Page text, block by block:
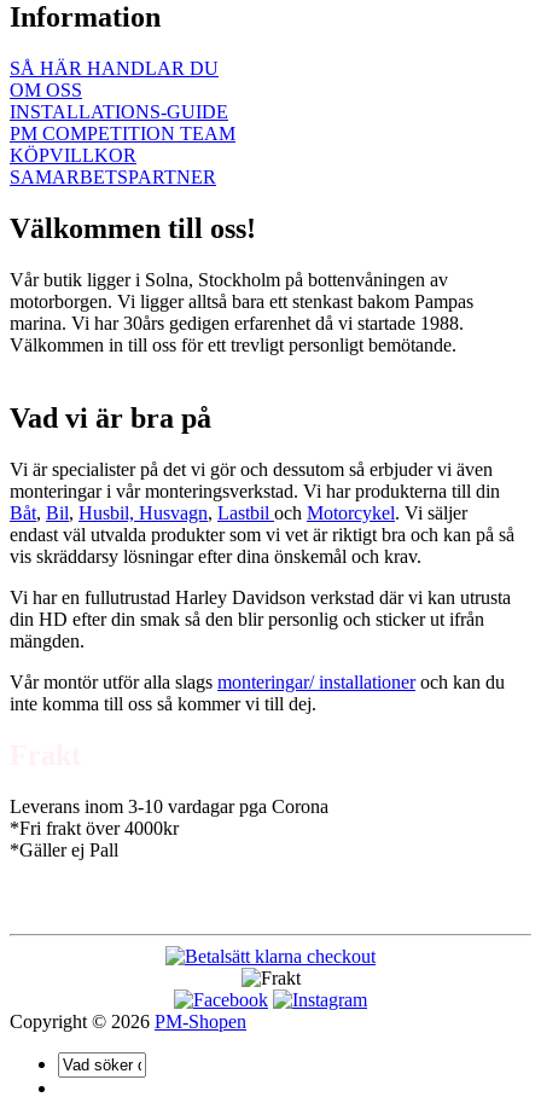
Information
SÅ HÄR HANDLAR DU
OM OSS
INSTALLATIONS-GUIDE
PM COMPETITION TEAM
KÖPVILLKOR
SAMARBETSPARTNER
Välkommen till oss!
Vår butik ligger i Solna, Stockholm på bottenvåningen av
motorborgen. Vi ligger alltså bara ett stenkast bakom Pampas
marina. Vi har 30års gedigen erfarenhet då vi startade 1988.
Välkommen in till oss för ett trevligt personligt bemötande.
Vad vi är bra på
Vi är specialister på det vi gör och dessutom så erbjuder vi även
monteringar i vår monteringsverkstad. Vi har produkterna till din
Båt, Bil, Husbil, Husvagn, Lastbil och Motorcykel. Vi säljer
endast väl utvalda produkter som vi vet är riktigt bra och kan på så
vis skräddarsy lösningar efter dina önskemål och krav.
Vi har en fullutrustad Harley Davidson verkstad där vi kan utrusta
din HD efter din smak så den blir personlig och sticker ut ifrån
mängden.
Vår montör utför alla slags monteringar/ installationeroch kan du
inte komma till oss så kommer vi till dej.
Leverans inom 3-10 vardagar pga Corona
*Fri frakt över 4000kr
*Gäller ej Pall
Copyright © 2026 PM-Shopen